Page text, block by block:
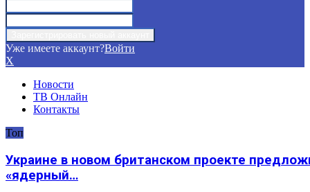
Уже имеете аккаунт?Войти
X
Новости
ТВ Онлайн
Контакты
Топ
Украине в новом британском проекте
«ядерный…